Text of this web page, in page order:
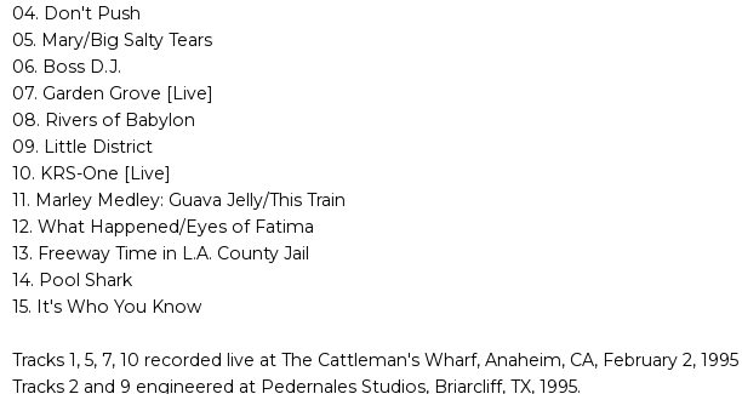
04. Don't Push
05. Mary/Big Salty Tears
06. Boss D.J.
07. Garden Grove [Live]
08. Rivers of Babylon
09. Little District
10. KRS-One [Live]
11. Marley Medley: Guava Jelly/This Train
12. What Happened/Eyes of Fatima
13. Freeway Time in L.A. County Jail
14. Pool Shark
15. It's Who You Know
Tracks 1, 5, 7, 10 recorded live at The Cattleman's Wharf, Anaheim, CA, February 2, 1995
Tracks 2 and 9 engineered at Pedernales Studios, Briarcliff, TX, 1995.